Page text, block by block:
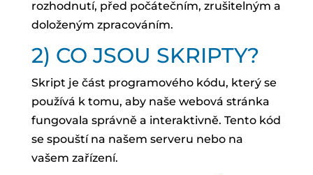
rozhodnutí, před počátečním, zrušitelným a
doloženým zpracováním.
2) CO JSOU SKRIPTY?
Skript je část programového kódu, který se
používá k tomu, aby naše webová stránka
fungovala správně a interaktivně. Tento kód
se spouští na našem serveru nebo na
vašem zařízení.